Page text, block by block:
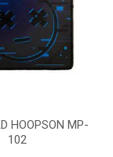
HOOPSON MP-
102